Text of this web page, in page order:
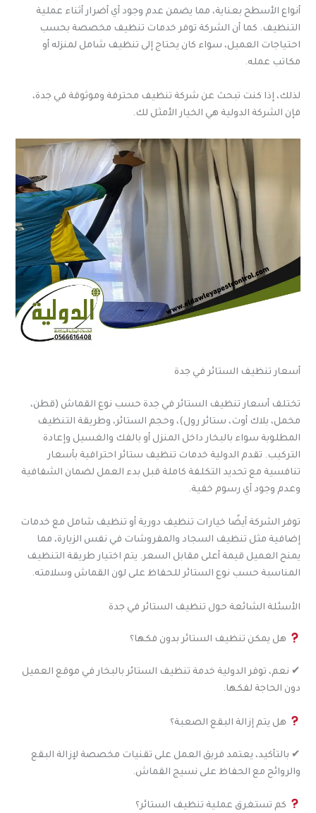
أنواع الأسطح بعناية، مما يضمن عدم وجود أي أضرار أثناء عملية
التنظيف. كما أن الشركة توفر خدمات تنظيف مخصصة بحسب
احتياجات العميل، سواء كان يحتاج إلى تنظيف شامل لمنزله أو
مكاتب عمله.
لذلك، إذا كنت تبحث عن شركة تنظيف محترفة وموثوقة في جدة،
فإن الشركة الدولية هي الخيار الأمثل لك.
أسعار تنظيف الستائر في جدة
تختلف أسعار تنظيف الستائر في جدة حسب نوع القماش (قطن،
مخمل، بلاك أوت، ستائر رول)، وحجم الستائر، وطريقة التنظيف
المطلوبة سواء بالبخار داخل المنزل أو بالفك والغسيل وإعادة
التركيب. تقدم الدولية خدمات تنظيف ستائر احترافية بأسعار
تنافسية مع تحديد التكلفة كاملة قبل بدء العمل لضمان الشفافية
وعدم وجود أي رسوم خفية.
توفر الشركة أيضًا خيارات تنظيف دورية أو تنظيف شامل مع خدمات
إضافية مثل تنظيف السجاد والمفروشات في نفس الزيارة، مما
يمنح العميل قيمة أعلى مقابل السعر. يتم اختيار طريقة التنظيف
المناسبة حسب نوع الستائر للحفاظ على لون القماش وسلامته.
الأسئلة الشائعة حول تنظيف الستائر في جدة
هل يمكن تنظيف الستائر بدون فكها؟
✔ نعم، توفر الدولية خدمة تنظيف الستائر بالبخار في موقع العميل
دون الحاجة لفكها.
هل يتم إزالة البقع الصعبة؟
✔ بالتأكيد، يعتمد فريق العمل على تقنيات مخصصة لإزالة البقع
والروائح مع الحفاظ على نسيج القماش.
كم تستغرق عملية تنظيف الستائر؟